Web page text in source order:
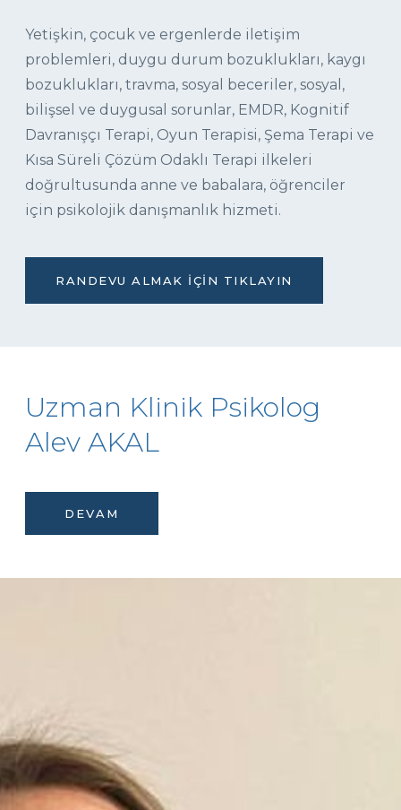
Yetişkin, çocuk ve ergenlerde iletişim
problemleri, duygu durum bozuklukları, kaygı
bozuklukları, travma, sosyal beceriler, sosyal,
bilişsel ve duygusal sorunlar, EMDR, Kognitif
Davranışçı Terapi, Oyun Terapisi, Şema Terapi ve
Kısa Süreli Çözüm Odaklı Terapi ilkeleri
doğrultusunda anne ve babalara, öğrenciler
için psikolojik danışmanlık hizmeti.
RANDEVU ALMAK İÇIN TIKLAYIN
Uzman Klinik Psikolog
Alev AKAL
DEVAM